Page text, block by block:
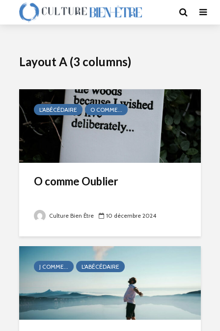
Layout A (3 columns)
L'ABÉCÉDAIRE O COMME...
O comme Oublier
Culture Bien Être 10 décembre 2024
J COMME... L'ABÉCÉDAIRE